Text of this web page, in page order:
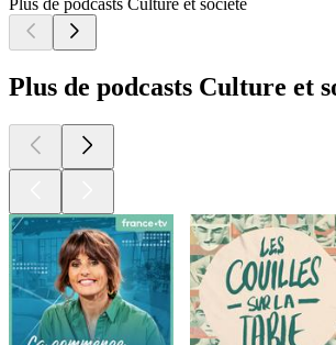
Plus de podcasts Culture et société
Plus de podcasts Culture et